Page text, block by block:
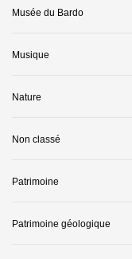
Musée du Bardo
Musique
Nature
Non classé
Patrimoine
Patrimoine géologique